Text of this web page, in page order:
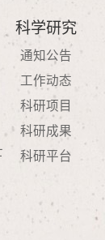
科学研究
通知公告
工作动态
科研项目
科研成果
科研平台